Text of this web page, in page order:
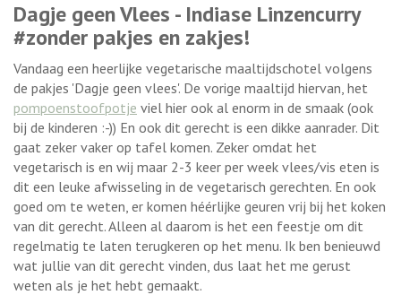
Dagje geen Vlees - Indiase Linzencurry
#zonder pakjes en zakjes!
Vandaag een heerlijke vegetarische maaltijdschotel volgens
de pakjes 'Dagje geen vlees'. De vorige maaltijd hiervan, het
pompoenstoofpotje viel hier ook al enorm in de smaak (ook
bij de kinderen :-)) En ook dit gerecht is een dikke aanrader. Dit
gaat zeker vaker op tafel komen. Zeker omdat het
vegetarisch is en wij maar 2-3 keer per week vlees/vis eten is
dit een leuke afwisseling in de vegetarisch gerechten. En ook
goed om te weten, er komen héérlijke geuren vrij bij het koken
van dit gerecht. Alleen al daarom is het een feestje om dit
regelmatig te laten terugkeren op het menu. Ik ben benieuwd
wat jullie van dit gerecht vinden, dus laat het me gerust
weten als je het hebt gemaakt.